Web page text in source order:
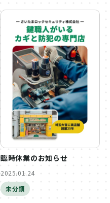
臨時休業のお知らせ
2025.01.24
未分類